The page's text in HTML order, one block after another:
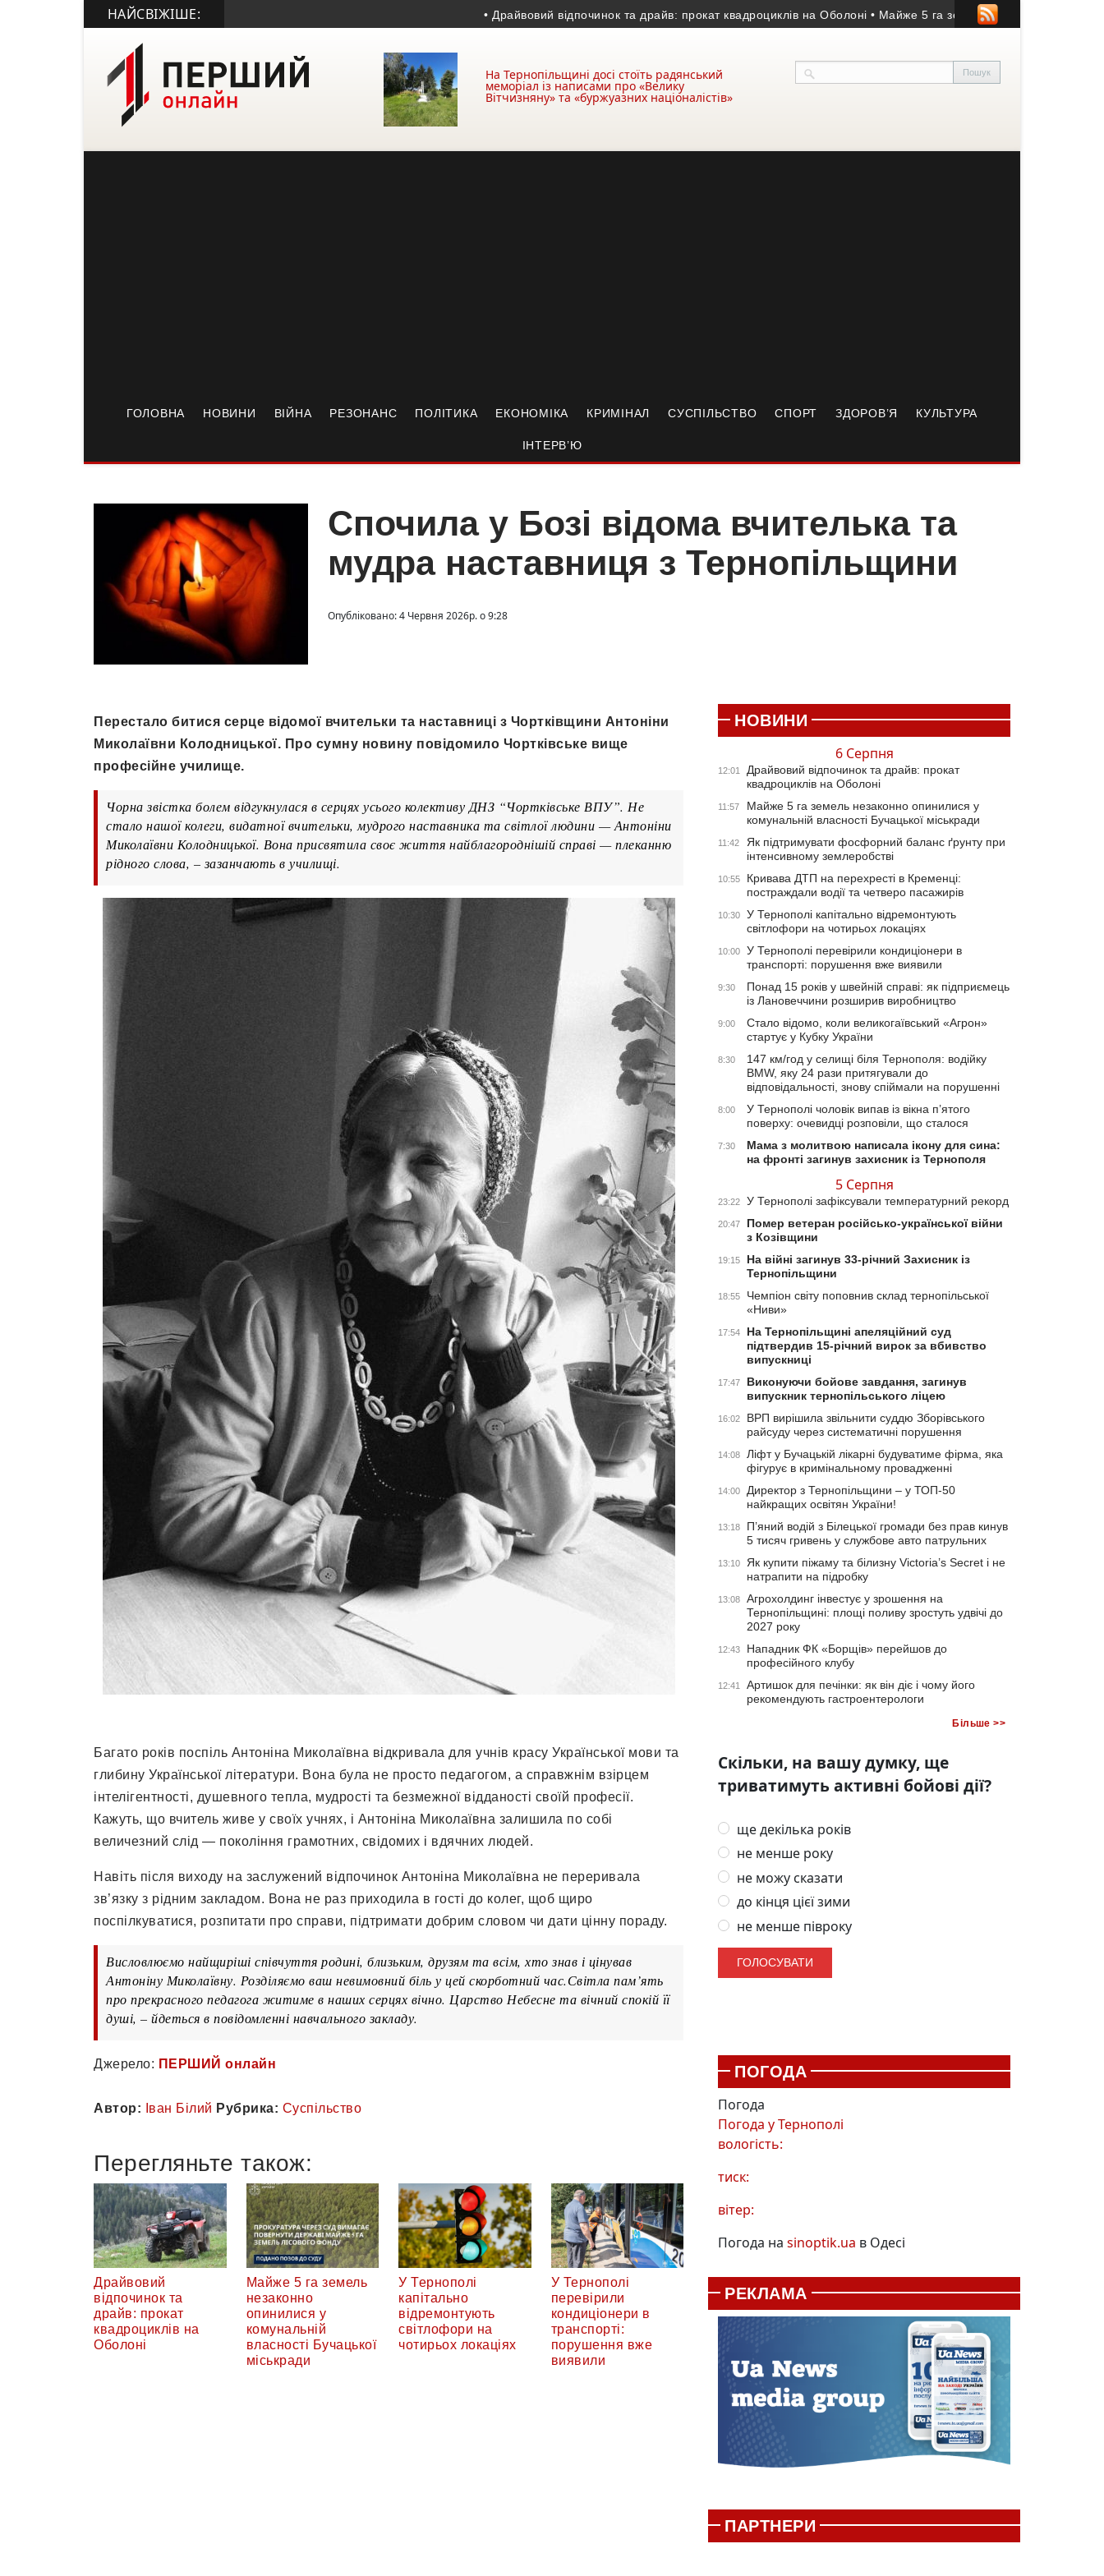
НАЙСВІЖІШЕ: • Драйвовий відпочинок та драйв: прокат квадроциклів на Оболоні • Майже 5 га земель незаконно опинилися у
На Тернопільщині досі стоїть радянський
меморіал із написами про «Велику
Вітчизняну» та «буржуазних націоналістів»
ГОЛОВНА НОВИНИ ВІЙНА РЕЗОНАНС ПОЛІТИКА ЕКОНОМІКА КРИМІНАЛ СУСПІЛЬСТВО СПОРТ ЗДОРОВ’Я КУЛЬТУРА
ІНТЕРВ’Ю
Спочила у Бозі відома вчителька та
мудра наставниця з Тернопільщини
Опубліковано: 4 Червня 2026р. о 9:28
Перестало битися серце відомої вчительки та наставниці з Чортківщини Антоніни
Миколаївни Колодницької. Про сумну новину повідомило Чортківське вище
професійне училище.
Чорна звістка болем відгукнулася в серцях усього колективу ДНЗ “Чортківське ВПУ”. Не
стало нашої колеги, видатної вчительки, мудрого наставника та світлої людини — Антоніни
Миколаївни Колодницької. Вона присвятила своє життя найблагороднішій справі — плеканню
рідного слова, – зазанчають в училищі.
Багато років поспіль Антоніна Миколаївна відкривала для учнів красу Української мови та
глибину Української літератури. Вона була не просто педагогом, а справжнім взірцем
інтелігентності, душевного тепла, мудрості та безмежної відданості своїй професії.
Кажуть, що вчитель живе у своїх учнях, і Антоніна Миколаївна залишила по собі
величезний слід — покоління грамотних, свідомих і вдячних людей.
Навіть після виходу на заслужений відпочинок Антоніна Миколаївна не переривала
зв’язку з рідним закладом. Вона не раз приходила в гості до колег, щоб щиро
поспілкуватися, розпитати про справи, підтримати добрим словом чи дати цінну пораду.
Висловлюємо найщиріші співчуття родині, близьким, друзям та всім, хто знав і цінував
Антоніну Миколаївну. Розділяємо ваш невимовний біль у цей скорботний час.Світла пам’ять
про прекрасного педагога житиме в наших серцях вічно. Царство Небесне та вічний спокій її
душі, – йдеться в повідомленні навчального закладу.
Джерело: ПЕРШИЙ онлайн
Автор: Іван Білий Рубрика: Суспільство
Перегляньте також:
Драйвовий
відпочинок та
драйв: прокат
квадроциклів на
Оболоні
Майже 5 га земель
незаконно
опинилися у
комунальній
власності Бучацької
міськради
У Тернополі
капітально
відремонтують
світлофори на
чотирьох локаціях
У Тернополі
перевірили
кондиціонери в
транспорті:
порушення вже
виявили
НОВИНИ
6 Серпня
12:01
Драйвовий відпочинок та драйв: прокат
квадроциклів на Оболоні
11:57
Майже 5 га земель незаконно опинилися у
комунальній власності Бучацької міськради
11:42
Як підтримувати фосфорний баланс ґрунту при
інтенсивному землеробстві
10:55
Кривава ДТП на перехресті в Кременці:
постраждали водії та четверо пасажирів
10:30
У Тернополі капітально відремонтують
світлофори на чотирьох локаціях
10:00
У Тернополі перевірили кондиціонери в
транспорті: порушення вже виявили
9:30
Понад 15 років у швейній справі: як підприємець
із Лановеччини розширив виробництво
9:00
Стало відомо, коли великогаївський «Агрон»
стартує у Кубку України
8:30
147 км/год у селищі біля Тернополя: водійку
BMW, яку 24 рази притягували до
відповідальності, знову спіймали на порушенні
8:00
У Тернополі чоловік випав із вікна п’ятого
поверху: очевидці розповіли, що сталося
7:30
Мама з молитвою написала ікону для сина:
на фронті загинув захисник із Тернополя
5 Серпня
23:22 У Тернополі зафіксували температурний рекорд
20:47
Помер ветеран російсько-української війни
з Козівщини
19:15
На війні загинув 33-річний Захисник із
Тернопільщини
18:55
Чемпіон світу поповнив склад тернопільської
«Ниви»
17:54
На Тернопільщині апеляційний суд
підтвердив 15-річний вирок за вбивство
випускниці
17:47
Виконуючи бойове завдання, загинув
випускник тернопільського ліцею
16:02
ВРП вирішила звільнити суддю Зборівського
райсуду через систематичні порушення
14:08
Ліфт у Бучацькій лікарні будуватиме фірма, яка
фігурує в кримінальному провадженні
14:00
Директор з Тернопільщини – у ТОП-50
найкращих освітян України!
13:18
П’яний водій з Білецької громади без прав кинув
5 тисяч гривень у службове авто патрульних
13:10
Як купити піжаму та білизну Victoria’s Secret і не
натрапити на підробку
13:08
Агрохолдинг інвестує у зрошення на
Тернопільщині: площі поливу зростуть удвічі до
2027 року
12:43
Нападник ФК «Борщів» перейшов до
професійного клубу
12:41
Артишок для печінки: як він діє і чому його
рекомендують гастроентерологи
Більше >>
Скільки, на вашу думку, ще
триватимуть активні бойові дії?
ще декілька років
не менше року
не можу сказати
до кінця цієї зими
не менше півроку
ПОГОДА
Погода
Погода уТернополі
вологість:
тиск:
вітер:
Погода на sinoptik.ua в Одесі
РЕКЛАМА
ПАРТНЕРИ